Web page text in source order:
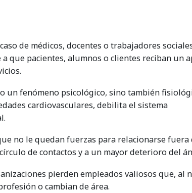
de médicos, docentes o trabajadores
que pacientes, alumnos o clientes reciban un
un fenómeno psicológico, sino también
cardiovasculares, debilita el sistema
no le quedan fuerzas para relacionarse fuera
de contactos y a un mayor deterioro del
pierden empleados valiosos que, al
o cambian de área.